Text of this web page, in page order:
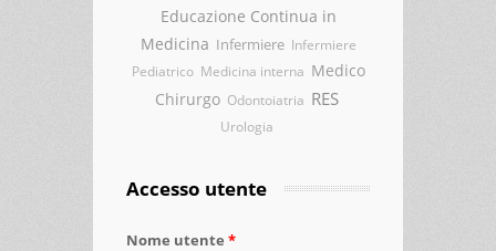
Educazione Continua in
Medicina Infermiere Infermiere
Pediatrico Medicina interna Medico
Chirurgo Odontoiatria RES
Urologia
Accesso utente
Nome utente *